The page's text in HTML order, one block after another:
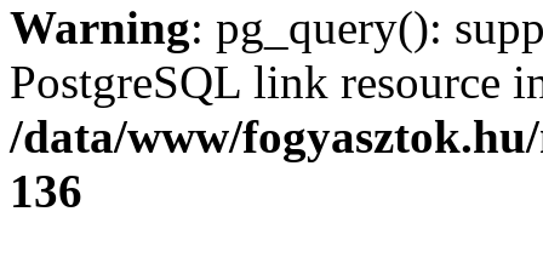
Warning: pg_query():
PostgreSQL link resource
/data/www/
136